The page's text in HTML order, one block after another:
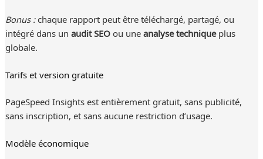
Bonus :chaque rapport peut être téléchargé, partagé, ou
intégré dans unaudit SEOou uneanalyse techniqueplus
globale.
Tarifs et version gratuite
PageSpeed Insights est entièrement gratuit, sans publicité,
sans inscription, et sans aucune restriction d’usage.
Modèle économique